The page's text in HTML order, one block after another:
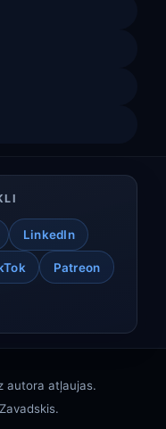
LinkedIn
Patreon
autora atļaujas.
.